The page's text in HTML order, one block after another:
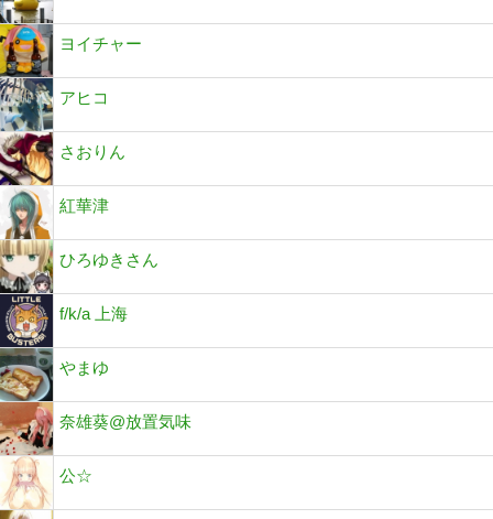
ヨイチャー
アヒコ
さおりん
紅華津
ひろゆきさん
f/k/a 上海
やまゆ
奈雄葵@放置気味
公☆